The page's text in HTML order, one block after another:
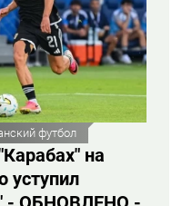
футбол
на
уступил